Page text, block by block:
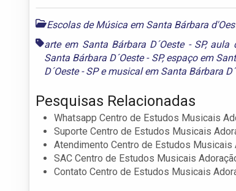
Escolas de Música em Santa Bárbara
arte em Santa Bárbara D´Oeste - SP, aula
Santa Bárbara D´Oeste - SP,espaço em
D´Oeste - SPemusical em Santa Bárbara
Pesquisas Relacionadas
Whatsapp Centro de Estudos Musicais
Suporte Centro de Estudos Musicais
Atendimento Centro de Estudos Musicais
SAC Centro de Estudos Musicais
Contato Centro de Estudos Musicais